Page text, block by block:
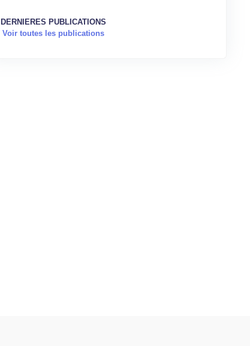
DERNIERES PUBLICATIONS
Voir toutes les publications